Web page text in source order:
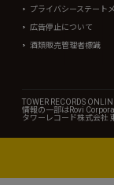
プライバシーステート
広告停止について
酒類販売管理者標識
TOWER RECORDS
情報の一部はRovi
タワーレコード株式会社